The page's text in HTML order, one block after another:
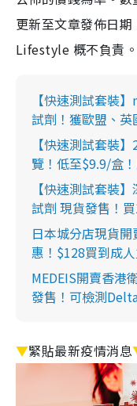
更新至文章發佈日
Lifestyle 概不負責
【快速測試套裝
試劑！獲歐盟、
【快速測試套裝
覽！低至$9.9/盒
【快速測試套裝
試劑 現貨發售！
日本城分店現貨
惠！$128買到成
MEDEIS開賣香港
發售！可檢測
▼緊貼最新疫情消息